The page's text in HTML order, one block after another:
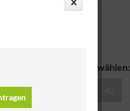
der Lederhose auswählen:
34 36